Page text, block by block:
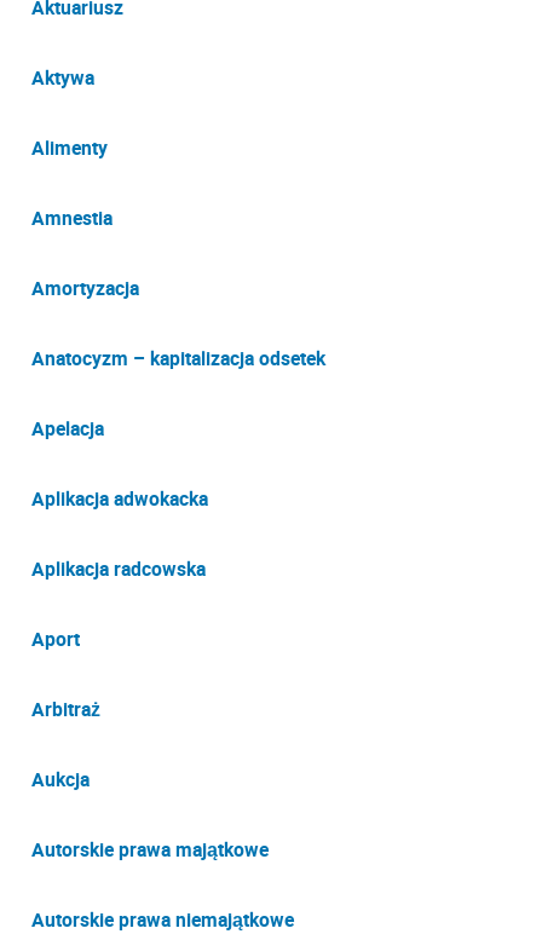
Aktuariusz
Aktywa
Alimenty
Amnestia
Amortyzacja
Anatocyzm – kapitalizacja odsetek
Apelacja
Aplikacja adwokacka
Aplikacja radcowska
Aport
Arbitraż
Aukcja
Autorskie prawa majątkowe
Autorskie prawa niemajątkowe